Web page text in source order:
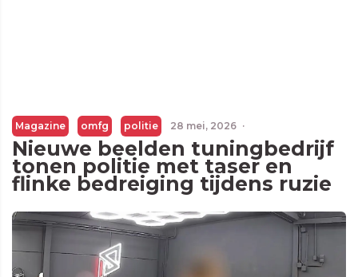
Magazine omfg politie 28 mei, 2026 ·
Nieuwe beelden tuningbedrijf
tonen politie met taser en
flinke bedreiging tijdens ruzie